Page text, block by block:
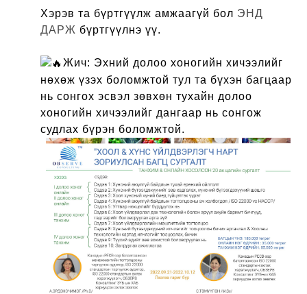
Хэрэв та бүртгүүлж амжаагүй бол ЭНД
ДАРЖ бүртгүүлнэ үү.
Жич: Эхний долоо хоногийн хичээлийг
нөхөж үзэх боломжтой тул та бүхэн багцаар
нь сонгох эсвэл зөвхөн тухайн долоо
хоногийн хичээлийг дангаар нь сонгож
судлах бүрэн боломжтой.